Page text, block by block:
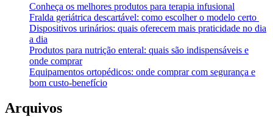
Conheça os melhores produtos para terapia infusional
Fralda geriátrica descartável: como escolher o modelo certo
Dispositivos urinários: quais oferecem mais praticidade no dia
a dia
Produtos para nutrição enteral: quais são indispensáveis e
onde comprar
Equipamentos ortopédicos: onde comprar com segurança e
bom custo-benefício
Arquivos